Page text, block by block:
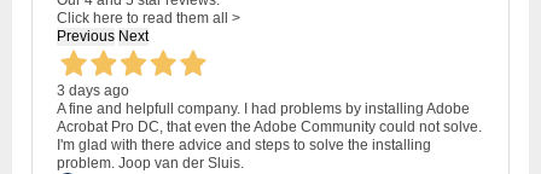
Click here to read them all >
Previous Next
3 days ago
A fine and helpfull company. I had problems by installing Adobe
Acrobat Pro DC, that even the Adobe Community could not solve.
I'm glad with there advice and steps to solve the installing
problem. Joop van der Sluis.